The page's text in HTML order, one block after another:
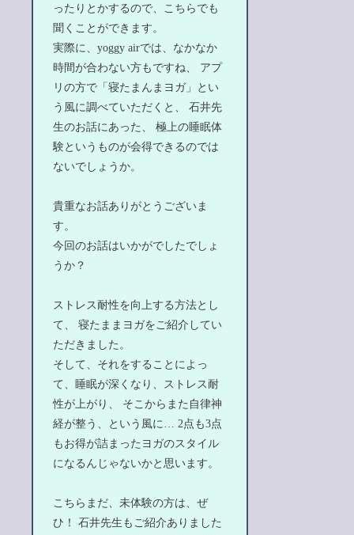
ったりとかするので、こちらでも
聞くことができます。
実際に、yoggy airでは、なかなか
時間が合わない方もですね、 アプ
リの方で「寝たまんまヨガ」とい
う風に調べていただくと、 石井先
生のお話にあった、 極上の睡眠体
験というものが会得できるのでは
ないでしょうか。
貴重なお話ありがとうございま
す。
今回のお話はいかがでしたでしょ
うか？
ストレス耐性を向上する方法とし
て、 寝たままヨガをご紹介してい
ただきました。
そして、それをすることによっ
て、睡眠が深くなり、ストレス耐
性が上がり、 そこからまた自律神
経が整う、という風に… 2点も3点
もお得が詰まったヨガのスタイル
になるんじゃないかと思います。
こちらまだ、未体験の方は、ぜ
ひ！ 石井先生もご紹介ありました